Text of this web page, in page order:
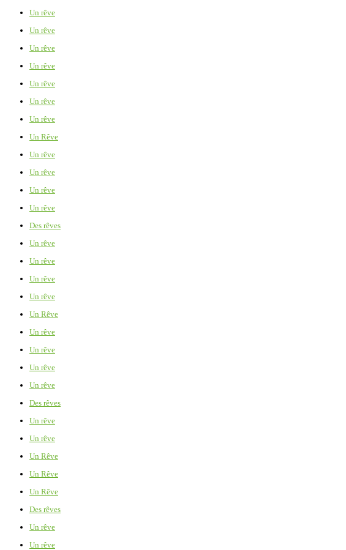
Un rêve
Un rêve
Un rêve
Un rêve
Un rêve
Un rêve
Un rêve
Un Rêve
Un rêve
Un rêve
Un rêve
Un rêve
Des rêves
Un rêve
Un rêve
Un rêve
Un rêve
Un Rêve
Un rêve
Un rêve
Un rêve
Un rêve
Des rêves
Un rêve
Un rêve
Un Rêve
Un Rêve
Un Rêve
Des rêves
Un rêve
Un rêve